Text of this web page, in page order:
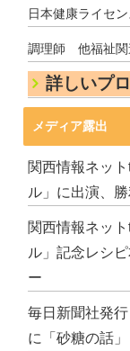
日本健康ライセ
調理師 他福祉関
詳しいプ
メディア露出
関西情報ネッ
ル」に出演、勝
関西情報ネッ
ル」記念レシ
ー
毎日新聞社発
に「砂糖の話」